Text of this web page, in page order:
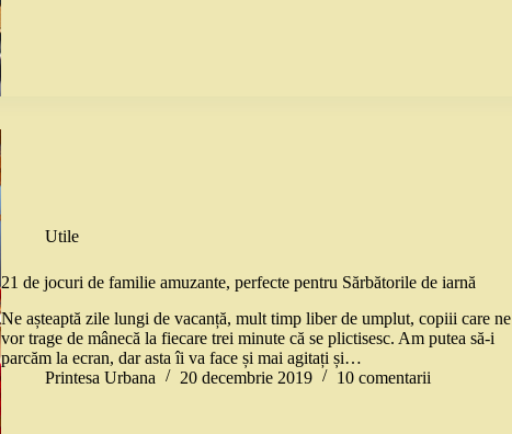
Utile
21 de jocuri de familie amuzante, perfecte pentru Sărbătorile de iarnă
Ne așteaptă zile lungi de vacanță, mult timp liber de umplut, copiii care ne
vor trage de mânecă la fiecare trei minute că se plictisesc. Am putea să-i
parcăm la ecran, dar asta îi va face și mai agitați și…
Printesa Urbana
20 decembrie 2019 10 comentarii